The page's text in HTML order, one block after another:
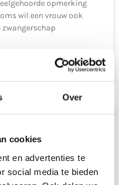
Over
cookies
en advertenties te
social media te bieden
opmerking
wil een vrouw ook
zwangerschap
gezien als laatste
oplossing meer
Nederland bijna